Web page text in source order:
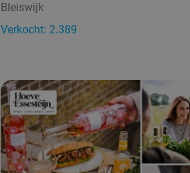
Bleiswijk
Verkocht: 2.389